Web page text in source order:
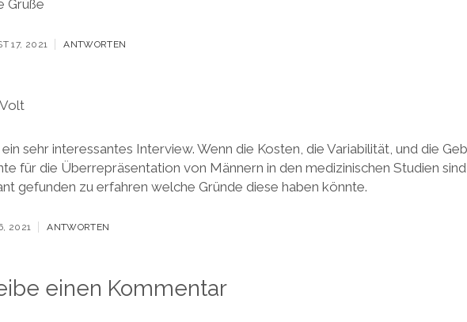
Grüße
17, 2021 ANTWORTEN
ein sehr interessantes Interview. Wenn die Kosten, die Variabilität, und die
für die Überrepräsentation von Männern in den medizinischen Studien
gefunden zu erfahren welche Gründe diese haben könnte.
2021 ANTWORTEN
einen Kommentar